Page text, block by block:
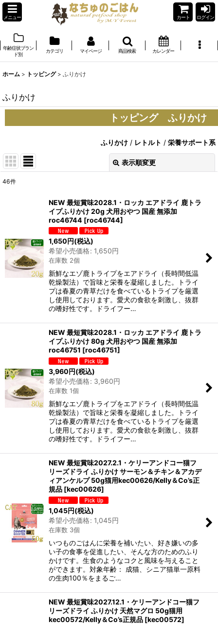
メニュー カート ログイン
年齢症状ブラン
ド別
カテゴリ マイページ 商品検索 カレンダー
ホーム > トッピング > ふりかけ
ふりかけ
トッピング ふりかけ
ふりかけ / レトルト / 栄養サポート系
表示順変更
46件
NEW 最短賞味2028.1・ロッカ エアドライ 鹿トラ
イプふりかけ 20g 犬用おやつ 国産 無添加
roc46744 [roc46744]
1,650 円(税込)
希望小売価格: 1,650円
在庫数 2個
新鮮なエゾ鹿トライプをエアドライ（長時間低温
乾燥製法）で旨味と栄養を凝縮しました。トライ
プは春夏の青草だけを食べているトライプを厳選
し使用しております。愛犬の食欲を刺激し、抜群
の嗜好性です。ドライフー…
NEW 最短賞味2028.1・ロッカ エアドライ 鹿トラ
イプふりかけ 80g 犬用おやつ 国産 無添加
roc46751 [roc46751]
3,960円(税込)
希望小売価格: 3,960円
在庫数 1個
新鮮なエゾ鹿トライプをエアドライ（長時間低温
乾燥製法）で旨味と栄養を凝縮しました。トライ
プは春夏の青草だけを食べているトライプを厳選
し使用しております。愛犬の食欲を刺激し、抜群
の嗜好性です。ドライフー…
NEW 最短賞味2027.2.1・ケリーアンドコー猫フ
リーズドライ ふりかけ サーモン＆チキン＆アカデ
ィアンケルプ 50g猫用kec00626/Kelly＆Co’s正
規品 [kec00626]
1,045円(税込)
希望小売価格: 1,045円
在庫数 3個
いつものごはんに栄養を補いたい、好き嫌いの多
い子の食事を促進したい、そんな方のためのふり
かけです。生食のようなコクと風味を与えること
ができます。対象年齢： 成猫、シニア猫単一原料
の生肉100％をまるご…
NEW 最短賞味2027.12.1・ケリーアンドコー猫フ
リーズドライ ふりかけ 天然マグロ 50g猫用
kec00572/Kelly＆Co’s正規品 [kec00572]